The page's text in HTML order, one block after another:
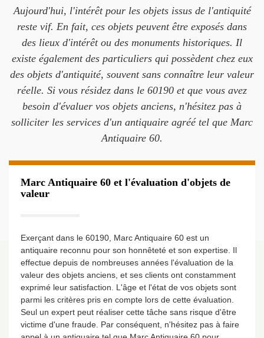
Aujourd'hui, l'intérêt pour les objets issus de l'antiquité
reste vif. En fait, ces objets peuvent être exposés dans
des lieux d'intérêt ou des monuments historiques. Il
existe également des particuliers qui possèdent chez eux
des objets d'antiquité, souvent sans connaître leur valeur
réelle. Si vous résidez dans le 60190 et que vous avez
besoin d'évaluer vos objets anciens, n'hésitez pas à
solliciter les services d'un antiquaire agréé tel que Marc
Antiquaire 60.
Marc Antiquaire 60 et l'évaluation d'objets de
valeur
Exerçant dans le 60190, Marc Antiquaire 60 est un
antiquaire reconnu pour son honnêteté et son expertise. Il
effectue depuis de nombreuses années l'évaluation de la
valeur des objets anciens, et ses clients ont constamment
exprimé leur satisfaction. L'âge et l'état de vos objets sont
parmi les critères pris en compte lors de cette évaluation.
Seul un expert peut réaliser cette tâche sans risque d'être
victime d'une fraude. Par conséquent, n'hésitez pas à faire